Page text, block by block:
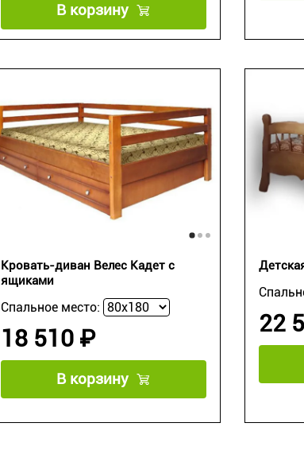
В корзину
Кровать-диван Велес Кадет с
ящиками
Спальное место:
18 510 ₽
В корзину
22